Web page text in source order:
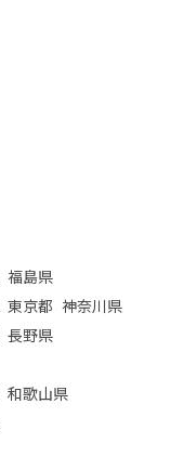
福島県
東京都 神奈川県
長野県
和歌山県